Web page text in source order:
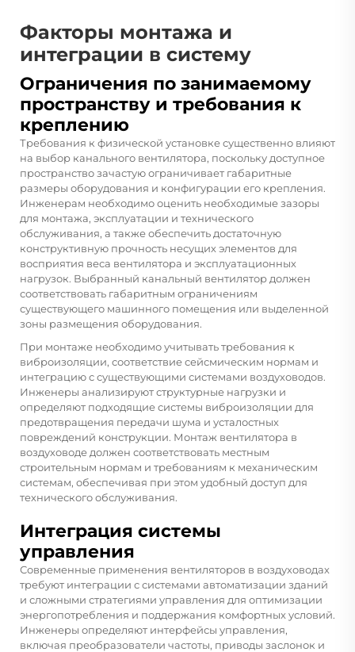
Факторы монтажа и
интеграции в систему
Ограничения по занимаемому
пространству и требования к
креплению
Требования к физической установке существенно влияют
на выбор канального вентилятора, поскольку доступное
пространство зачастую ограничивает габаритные
размеры оборудования и конфигурации его крепления.
Инженерам необходимо оценить необходимые зазоры
для монтажа, эксплуатации и технического
обслуживания, а также обеспечить достаточную
конструктивную прочность несущих элементов для
восприятия веса вентилятора и эксплуатационных
нагрузок. Выбранный канальный вентилятор должен
соответствовать габаритным ограничениям
существующего машинного помещения или выделенной
зоны размещения оборудования.
При монтаже необходимо учитывать требования к
виброизоляции, соответствие сейсмическим нормам и
интеграцию с существующими системами воздуховодов.
Инженеры анализируют структурные нагрузки и
определяют подходящие системы виброизоляции для
предотвращения передачи шума и усталостных
повреждений конструкции. Монтаж вентилятора в
воздуховоде должен соответствовать местным
строительным нормам и требованиям к механическим
системам, обеспечивая при этом удобный доступ для
технического обслуживания.
Интеграция системы
управления
Современные применения вентиляторов в воздуховодах
требуют интеграции с системами автоматизации зданий
и сложными стратегиями управления для оптимизации
энергопотребления и поддержания комфортных условий.
Инженеры определяют интерфейсы управления,
включая преобразователи частоты, приводы заслонок и